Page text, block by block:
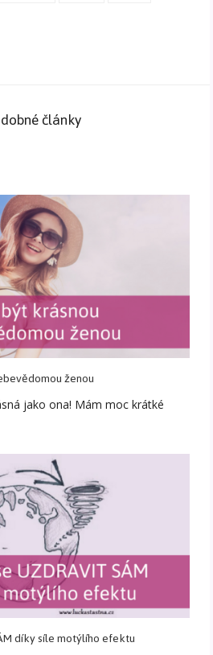
články
ženou
jako ona! Mám moc krátké
díky síle motýlího efektu